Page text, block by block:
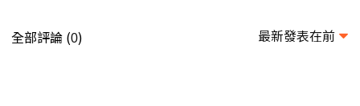
全部評論 (0) 最新發表在前